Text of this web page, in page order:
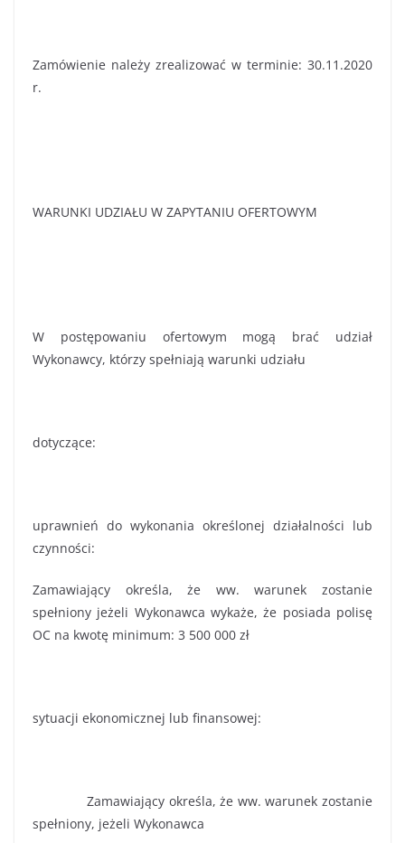
Zamówienie należy zrealizować w terminie: 30.11.2020
r.
WARUNKI UDZIAŁU W ZAPYTANIU OFERTOWYM
W postępowaniu ofertowym mogą brać udział
Wykonawcy, którzy spełniają warunki udziału
dotyczące:
uprawnień do wykonania określonej działalności lub
czynności:
Zamawiający określa, że ww. warunek zostanie
spełniony jeżeli Wykonawca wykaże, że posiada polisę
OC na kwotę minimum: 3 500 000 zł
sytuacji ekonomicznej lub finansowej:
Zamawiający określa, że ww. warunek zostanie
spełniony, jeżeli Wykonawca